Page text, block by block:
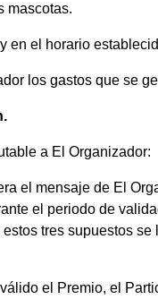
mascotas.
en el horario
los gastos que se
a El Organizador:
el mensaje de El
el periodo de
tres supuestos
el Premio, el